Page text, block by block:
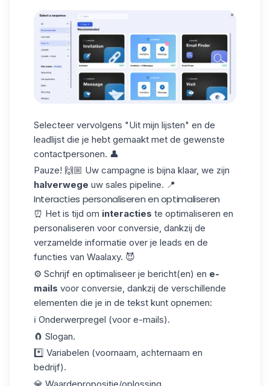
Selecteer vervolgens "Uit mijn lijsten" en de
leadlijst die je hebt gemaakt met de gewenste
contactpersonen. 👤
Pauze! 🙌🏼 Uw campagne is bijna klaar, we zijn
halverwege uw sales pipeline. 📍
Interacties personaliseren en optimaliseren
⏰ Het is tijd om interacties te optimaliseren en
personaliseren voor conversie, dankzij de
verzamelde informatie over je leads en de
functies van Waalaxy. 😈
⚙️ Schrijf en optimaliseer je bericht(en) en e-
mails voor conversie, dankzij de verschillende
elementen die je in de tekst kunt opnemen:
ℹ️ Onderwerpregel (voor e-mails).
🧲 Slogan.
*️⃣ Variabelen (voornaam, achternaam en
bedrijf).